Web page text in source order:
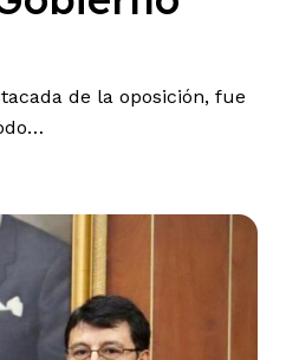
de la oposición, fue